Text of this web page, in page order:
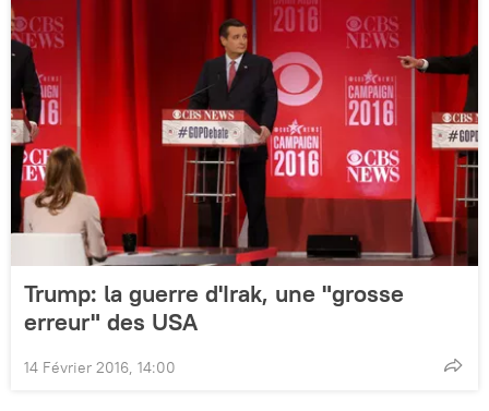
Trump: la guerre d'Irak, une "grosse
erreur" des USA
14 Février 2016, 14:00